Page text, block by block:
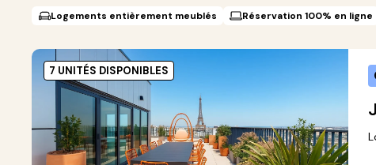
Logements entièrement meublés Réservation 100% en ligne
7 UNITÉS DISPONIBLES